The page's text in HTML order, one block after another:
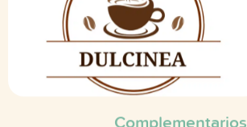
Complementarios